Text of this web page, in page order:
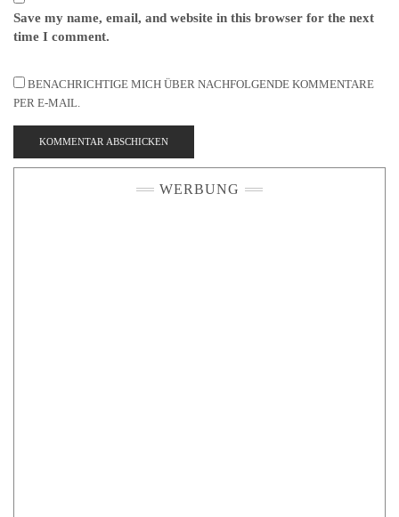
Save my name, email, and website in this browser for the next
time I comment.
BENACHRICHTIGE MICH ÜBER NACHFOLGENDE KOMMENTARE
PER E-MAIL.
WERBUNG